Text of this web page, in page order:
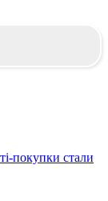
покупки стали